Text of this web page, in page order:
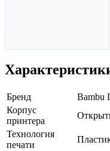
Бренд
Bambu
Корпус
принтера
Технология
печати